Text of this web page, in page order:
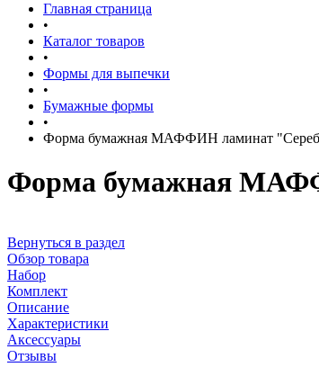
Главная страница
•
Каталог товаров
•
Формы для выпечки
•
Бумажные формы
•
Форма бумажная МАФФИН ламинат
Форма бумажная
Вернуться в раздел
Обзор товара
Набор
Комплект
Описание
Характеристики
Аксессуары
Отзывы